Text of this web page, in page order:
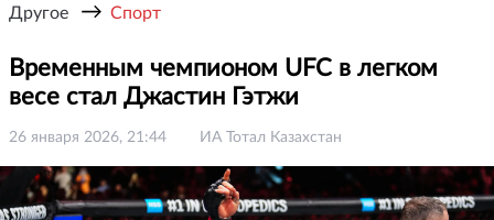
Другое → Спорт
Временным чемпионом UFC в легком
весе стал Джастин Гэтжи
26 января 2026, 21:44 ИА Тотал Казахстан